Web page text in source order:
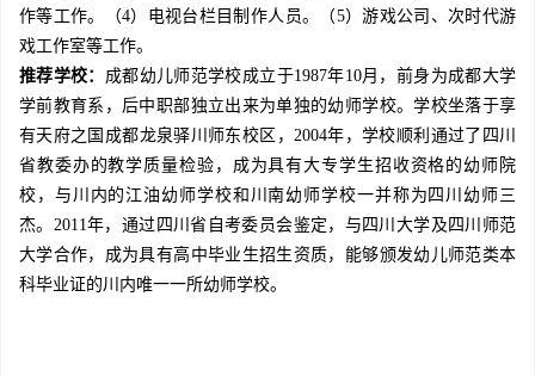
作等工作。（4）电视台栏目制作人员。（5）游戏公司、次时代游
戏工作室等工作。
推荐学校：
成都幼儿师范学校成立于1987年10月，前身为成都大学
学前教育系，后中职部独立出来为单独的幼师学校。学校坐落于享
有天府之国成都龙泉驿川师东校区，2004年，学校顺利通过了四川
省教委办的教学质量检验，成为具有大专学生招收资格的幼师院
校，与川内的江油幼师学校和川南幼师学校一并称为四川幼师三
杰。2011年，通过四川省自考委员会鉴定，与四川大学及四川师范
大学合作，成为具有高中毕业生招生资质，能够颁发幼儿师范类本
科毕业证的川内唯一一所幼师学校。